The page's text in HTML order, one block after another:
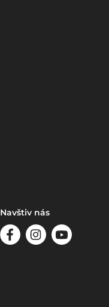
Navštiv nás